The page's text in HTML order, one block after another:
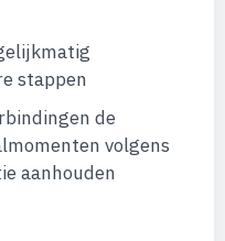
stappen
de
volgens
aanhouden